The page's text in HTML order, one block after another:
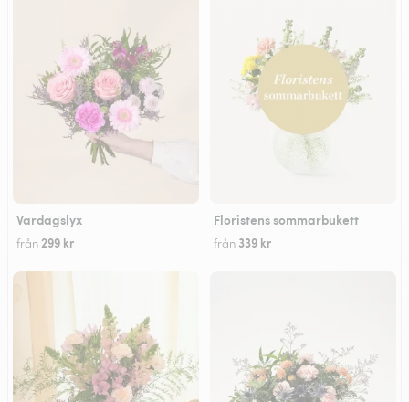
Vardagslyx
från 299 kr
Floristens sommarbukett
från 339 kr